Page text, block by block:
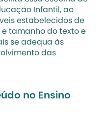
Infantil, ao
estabelecidos de
tamanho do texto e
se adequa às
das
no Ensino